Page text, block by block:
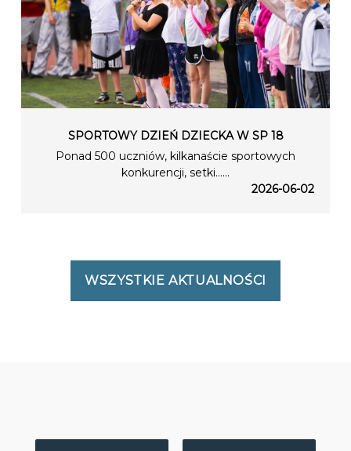
SPORTOWY DZIEŃ DZIECKA W SP 18
Ponad 500 uczniów, kilkanaście sportowych
konkurencji, setki…...
2026-06-02
WSZYSTKIE AKTUALNOŚCI